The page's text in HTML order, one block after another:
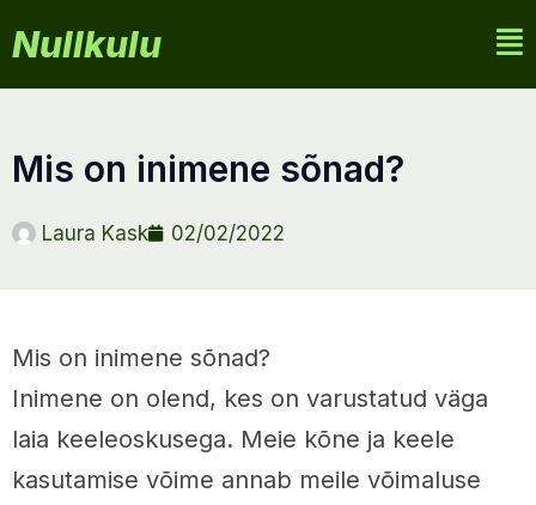
Nullkulu
mis on inimene sõnad?
Laura Kask 02/02/2022
Mis on inimene sõnad?
Inimene on olend, kes on varustatud väga
laia keeleoskusega. Meie kõne ja keele
kasutamise võime annab meile võimaluse